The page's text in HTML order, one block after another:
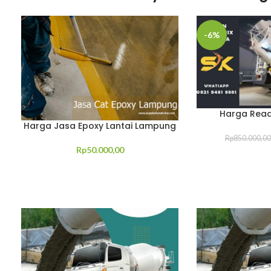
Harga Jasa Epoxy Lantai Lampung
Rp50.000,00
-6%
Harga
Rp850.000,00